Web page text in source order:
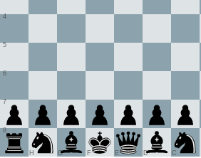
4
5
6
7
8
C
D
E
F
G
H